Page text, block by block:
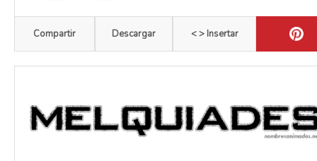
Compartir Descargar < > Insertar